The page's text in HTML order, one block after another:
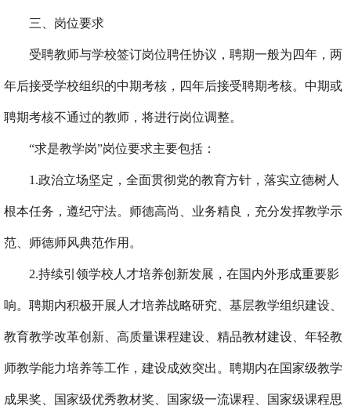
三、岗位要求
受聘教师与学校签订岗位聘任协议，聘期一般为四年， 两
年后接受学校组织的中期考核， 四年后接受聘期考核。中期或
聘期考核不通过的教师，将进行岗位调整。
“求是教学岗”岗位要求主要包括：
1.政治立场坚定，全面贯彻党的教育方针，落实立德树人
根本任务，遵纪守法。师德高尚、业务精良，充分发挥教学示
范、师德师风典范作用。
2.持续引领学校人才培养创新发展，在国内外形成重要影
响。 聘期内积极开展人才培养战略研究、基层教学组织建设、
教育教学改革创新、高质量课程建设、精品教材建设、年轻教
师教学能力培养等工作，建设成效突出。聘期内在国家级教学
成果奖、国家级优秀教材奖、国家级一流课程、国家级课程思